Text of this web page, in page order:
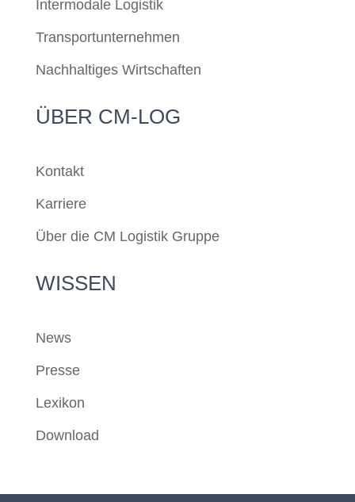
Intermodale Logistik
Transportunternehmen
Nachhaltiges Wirtschaften
ÜBER CM-LOG
Kontakt
Karriere
Über die CM Logistik Gruppe
WISSEN
News
Presse
Lexikon
Download